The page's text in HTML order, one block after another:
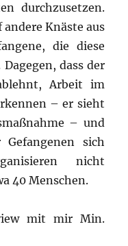
durchzusetzen.
Knäste aus
die diese
dass der
Arbeit im
– er sieht
– und
sich
nicht
40 Menschen.
mit mir Min.